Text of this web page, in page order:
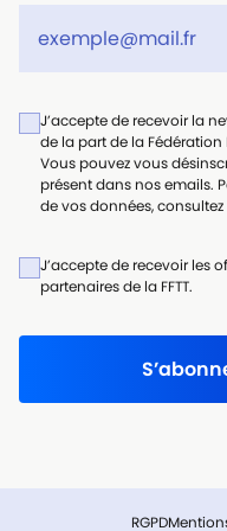
J’accepte de recevoir la
de la part de la Fédération
Vous pouvez vous
présent dans nos emails.
de vos données,
J’accepte de recevoir les
partenaires de la FFTT.
RGPD